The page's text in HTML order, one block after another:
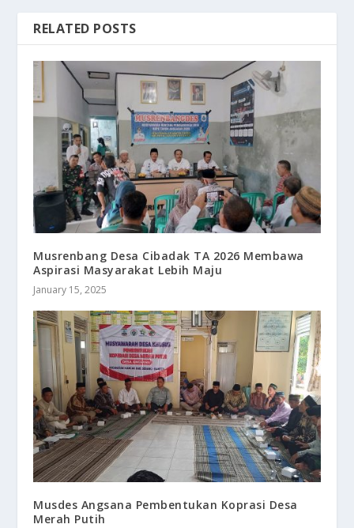
RELATED POSTS
Musrenbang Desa Cibadak TA 2026 Membawa
Aspirasi Masyarakat Lebih Maju
January 15, 2025
Musdes Angsana Pembentukan Koprasi Desa
Merah Putih